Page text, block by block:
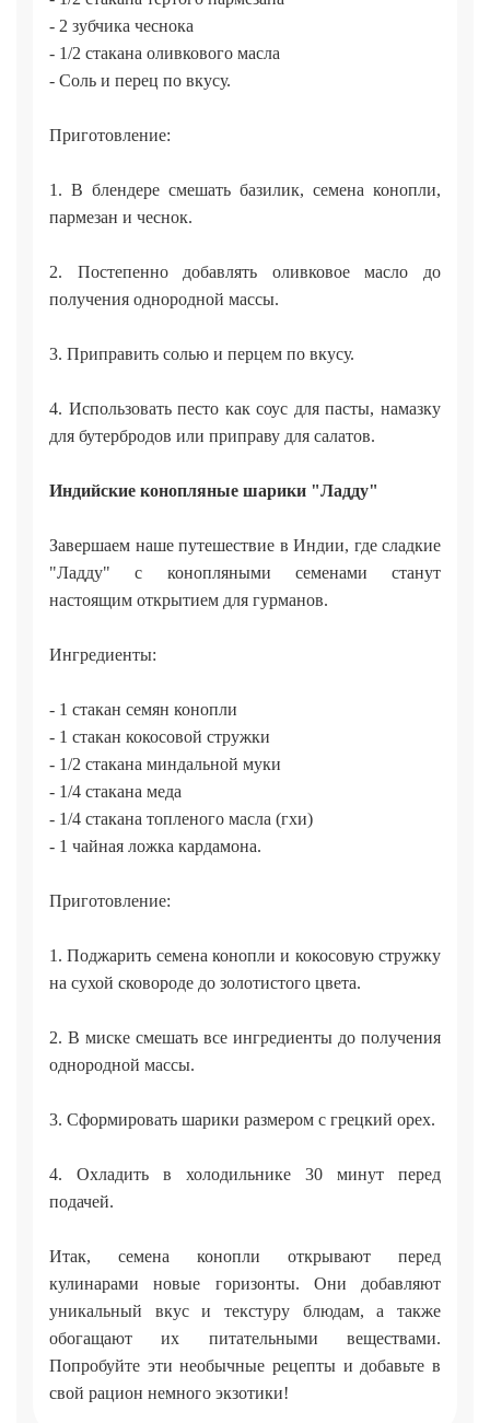
- 2 зубчика чеснока
- 1/2 стакана оливкового масла
- Соль и перец по вкусу.
Приготовление:
1. В блендере смешать базилик, семена конопли,
пармезан и чеснок.
2. Постепенно добавлять оливковое масло до
получения однородной массы.
3. Приправить солью и перцем по вкусу.
4. Использовать песто как соус для пасты, намазку
для бутербродов или приправу для салатов.
Индийские конопляные шарики "Ладду"
Завершаем наше путешествие в Индии, где сладкие
"Ладду" с конопляными семенами станут
настоящим открытием для гурманов.
Ингредиенты:
- 1 стакан семян конопли
- 1 стакан кокосовой стружки
- 1/2 стакана миндальной муки
- 1/4 стакана меда
- 1/4 стакана топленого масла (гхи)
- 1 чайная ложка кардамона.
Приготовление:
1. Поджарить семена конопли и кокосовую стружку
на сухой сковороде до золотистого цвета.
2. В миске смешать все ингредиенты до получения
однородной массы.
3. Сформировать шарики размером с грецкий орех.
4. Охладить в холодильнике 30 минут перед
подачей.
Итак, семена конопли открывают перед
кулинарами новые горизонты. Они добавляют
уникальный вкус и текстуру блюдам, а также
обогащают их питательными веществами.
Попробуйте эти необычные рецепты и добавьте в
свой рацион немного экзотики!